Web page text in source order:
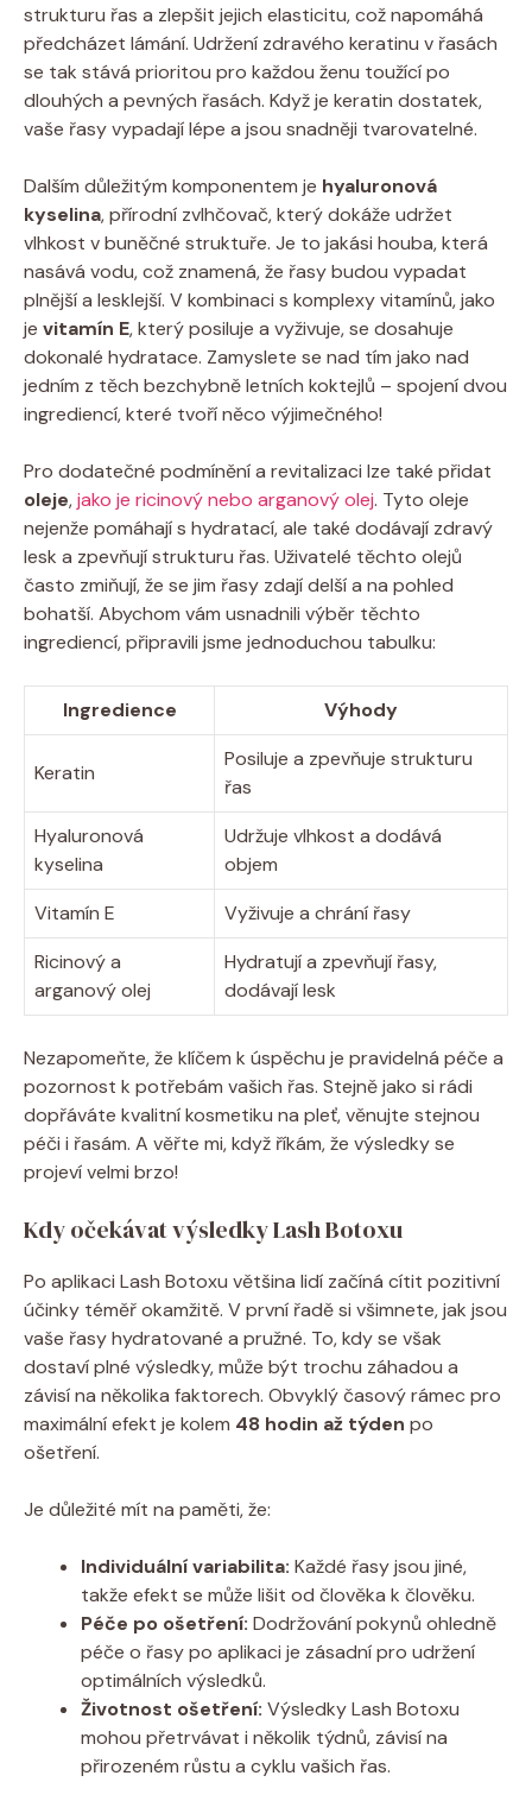
strukturu řas a zlepšit jejich elasticitu, což napomáhá
předcházet lámání. Udržení zdravého keratinu v řasách
se tak stává prioritou pro každou ženu toužící po
dlouhých a pevných řasách. Když je keratin dostatek,
vaše řasy vypadají lépe a jsou snadněji tvarovatelné.
Dalším důležitým komponentem je hyaluronová
kyselina, přírodní zvlhčovač, který dokáže udržet
vlhkost v buněčné struktuře. Je to jakási houba, která
nasává vodu, což znamená, že řasy budou vypadat
plnější a lesklejší. V kombinaci s komplexy vitamínů, jako
je vitamín E, který posiluje a vyživuje, se dosahuje
dokonalé hydratace. Zamyslete se nad tím jako nad
jedním z těch bezchybně letních koktejlů – spojení dvou
ingrediencí, které tvoří něco výjimečného!
Pro dodatečné podmínění a revitalizaci lze také přidat
oleje,jako je ricinový nebo arganový olej. Tyto oleje
nejenže pomáhají s hydratací, ale také dodávají zdravý
lesk a zpevňují strukturu řas. Uživatelé těchto olejů
často zmiňují, že se jim řasy zdají delší a na pohled
bohatší. Abychom vám usnadnili výběr těchto
ingrediencí, připravili jsme jednoduchou tabulku:
Ingredience Výhody
Keratin
Posiluje a zpevňuje strukturu
řas
Hyaluronová
kyselina
Udržuje vlhkost a dodává
objem
Vitamín E
Vyživuje a chrání řasy
Ricinový a
arganový olej
Hydratují a zpevňují řasy,
dodávají lesk
Nezapomeňte, že klíčem k úspěchu je pravidelná péče a
pozornost k potřebám vašich řas. Stejně jako si rádi
dopřáváte kvalitní kosmetiku na pleť, věnujte stejnou
péči i řasám. A věřte mi, když říkám, že výsledky se
projeví velmi brzo!
Kdy očekávat výsledky Lash Botoxu
Po aplikaci Lash Botoxu většina lidí začíná cítit pozitivní
účinky téměř okamžitě. V první řadě si všimnete, jak jsou
vaše řasy hydratované a pružné. To, kdy se však
dostaví plné výsledky, může být trochu záhadou a
závisí na několika faktorech. Obvyklý časový rámec pro
maximální efekt je kolem 48 hodin až týden po
ošetření.
Je důležité mít na paměti, že:
Individuální variabilita: Každé řasy jsou jiné,
takže efekt se může lišit od člověka k člověku.
Péče po ošetření: Dodržování pokynů ohledně
péče o řasy po aplikaci je zásadní pro udržení
optimálních výsledků.
Životnost ošetření: Výsledky Lash Botoxu
mohou přetrvávat i několik týdnů, závisí na
přirozeném růstu a cyklu vašich řas.